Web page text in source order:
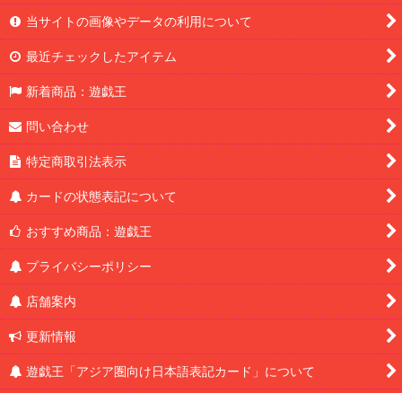
当サイトの画像やデータの利用について
最近チェックしたアイテム
新着商品：遊戯王
問い合わせ
特定商取引法表示
カードの状態表記について
おすすめ商品：遊戯王
プライバシーポリシー
店舗案内
更新情報
遊戯王「アジア圏向け日本語表記カード」について